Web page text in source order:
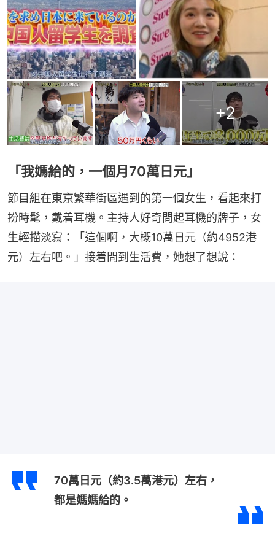
+2
「我媽給的，一個月70萬日元」
節目組在東京繁華街區遇到的第一個女生，看起來打
扮時髦，戴着耳機。主持人好奇問起耳機的牌子，女
生輕描淡寫：「這個啊，大概10萬日元（約4952港
元）左右吧。」接着問到生活費，她想了想說：
70萬日元（約3.5萬港元）左右，
都是媽媽給的。